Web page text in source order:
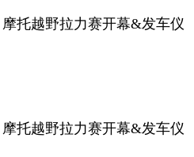
托越野拉力赛开幕&发车仪
托越野拉力赛开幕&发车仪